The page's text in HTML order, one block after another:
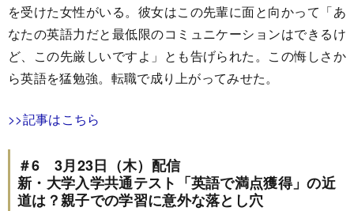
を受けた女性がいる。彼女はこの先輩に面と向かって「あ
なたの英語力だと最低限のコミュニケーションはできるけ
ど、この先厳しいですよ」とも告げられた。この悔しさか
ら英語を猛勉強。転職で成り上がってみせた。
>>記事はこちら
＃6 3月23日（木）配信
新・大学入学共通テスト「英語で満点獲得」の近
道は？親子での学習に意外な落とし穴